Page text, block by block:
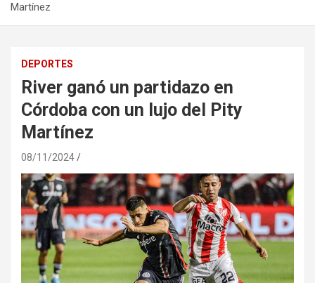
Martínez
DEPORTES
River ganó un partidazo en
Córdoba con un lujo del Pity
Martínez
08/11/2024